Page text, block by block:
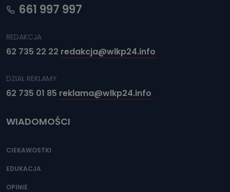
661 997 997
REDAKCJA
62 735 22 22 redakcja@wlkp24.info
DZIAŁ REKLAMY
62 735 01 85 reklama@wlkp24.info
WIADOMOŚCI
CIEKAWOSTKI
EDUKACJA
OPINIE